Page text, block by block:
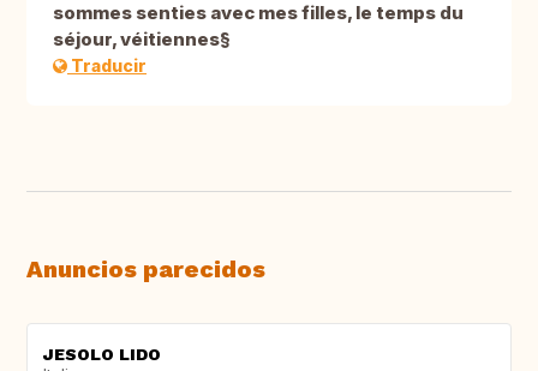
sommes senties avec mes filles, le temps du
séjour, véitiennes§
Traducir
Anuncios parecidos
JESOLO LIDO